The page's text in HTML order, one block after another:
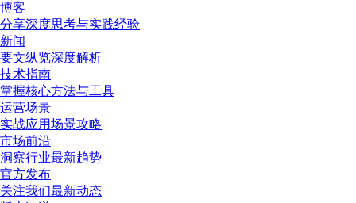
博客
分享深度思考与实践经验
新闻
要文纵览深度解析
技术指南
掌握核心方法与工具
运营场景
实战应用场景攻略
市场前沿
洞察行业最新趋势
官方发布
关注我们最新动态